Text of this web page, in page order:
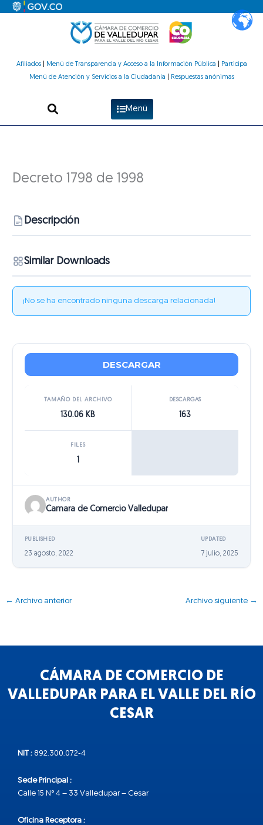
Afiliados| Menú de Transparencia y Acceso a la Información Pública
Participa
Menú de Atención y Servicios a la Ciudadanía
Respuestas anónimas
Menú
Decreto 1798 de 1998
Descripción
Similar Downloads
¡No se ha encontrado ninguna descarga relacionada!
DESCARGAR
TAMAÑO DEL ARCHIVO
130.06 KB
DESCARGAS
163
FILES
AUTHOR
Camara de Comercio Valledupar
PUBLISHED
23 agosto, 2022
UPDATED
7 julio, 2025
← Archivo anterior Archivo siguiente →
CÁMARA DE COMERCIO DE
VALLEDUPAR PARA EL VALLE DEL RÍO
CESAR
NIT : 892.300.072-4
Sede Principal :
Calle 15 N° 4 – 33 Valledupar – Cesar
Oficina Receptora :